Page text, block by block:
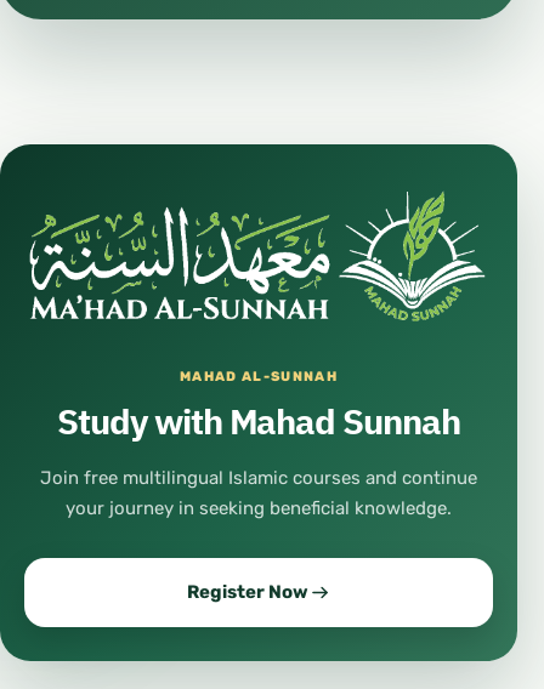
MAHAD AL-SUNNAH
Study with Mahad Sunnah
Join free multilingual Islamic courses and continue
your journey in seeking beneficial knowledge.
Register Now